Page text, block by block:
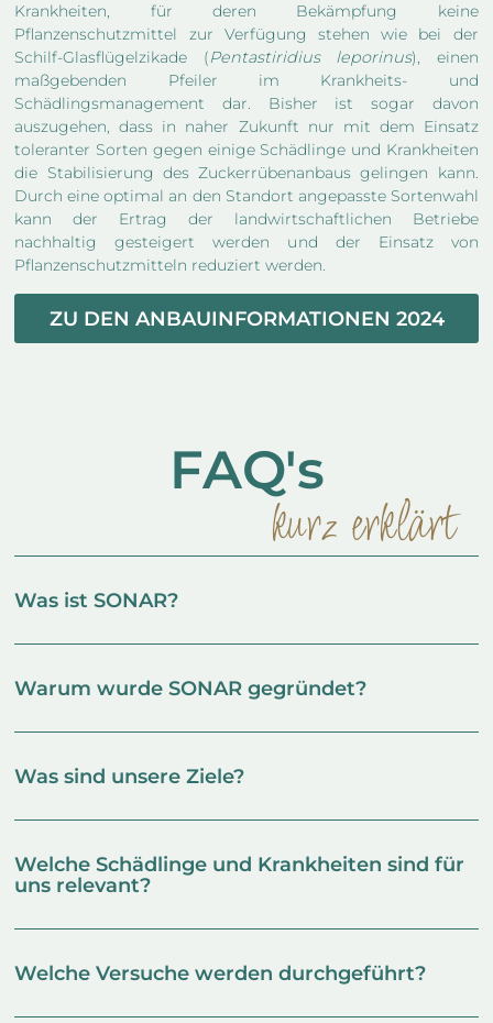
Krankheiten, für deren Bekämpfung keine
Pflanzenschutzmittel zur Verfügung stehen wie bei der
Schilf-Glasflügelzikade (Pentastiridius leporinus), einen
maßgebenden Pfeiler im Krankheits- und
Schädlingsmanagement dar. Bisher ist sogar davon
auszugehen, dass in naher Zukunft nur mit dem Einsatz
toleranter Sorten gegen einige Schädlinge und Krankheiten
die Stabilisierung des Zuckerrübenanbaus gelingen kann.
Durch eine optimal an den Standort angepasste Sortenwahl
kann der Ertrag der landwirtschaftlichen Betriebe
nachhaltig gesteigert werden und der Einsatz von
Pflanzenschutzmitteln reduziert werden.
ZU DEN ANBAUINFORMATIONEN 2024
FAQ's
kurz erklärt
Was ist SONAR?
Warum wurde SONAR gegründet?
Was sind unsere Ziele?
Welche Schädlinge und Krankheiten sind für
uns relevant?
Welche Versuche werden durchgeführt?